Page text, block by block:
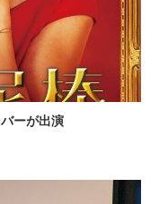
ーが出演